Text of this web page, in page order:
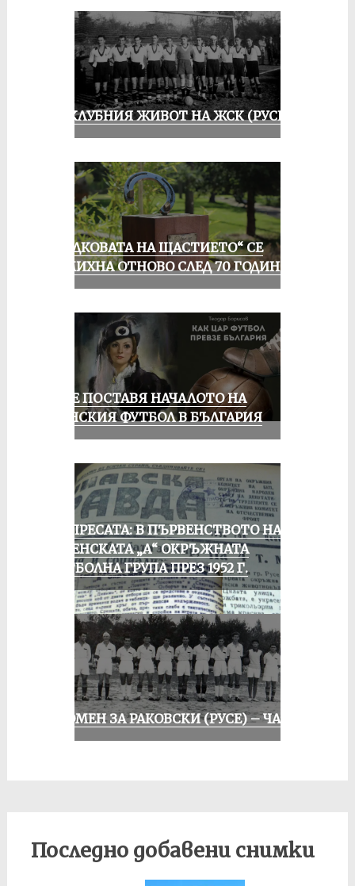
ИЗ КЛУБНИЯ ЖИВОТ НА ЖСК (РУСЕ)
„ПОДКОВАТА НА ЩАСТИЕТО“ СЕ
УСМИХНА ОТНОВО СЛЕД 70 ГОДИНИ
РУСЕ ПОСТАВЯ НАЧАЛОТО НА
ЖЕНСКИЯ ФУТБОЛ В БЪЛГАРИЯ
ОТ ПРЕСАТА: В ПЪРВЕНСТВОТО НА
РУСЕНСКАТА „А“ ОКРЪЖНАТА
ФУТБОЛНА ГРУПА ПРЕЗ 1952 Г.
СПОМЕН ЗА РАКОВСКИ (РУСЕ) – ЧАСТ I
Последно добавени снимки